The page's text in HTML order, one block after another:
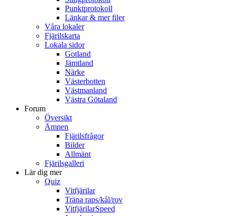
Punktprotokoll
Länkar & mer filer
Våra lokaler
Fjärilskarta
Lokala sidor
Gotland
Jämtland
Närke
Västerbotten
Västmanland
Västra Götaland
Forum
Översikt
Ämnen
Fjärilsfrågor
Bilder
Allmänt
Fjärilsgalleri
Lär dig mer
Quiz
Vitfjärilar
Träna raps/kål/rov
VitfjärilarSpeed